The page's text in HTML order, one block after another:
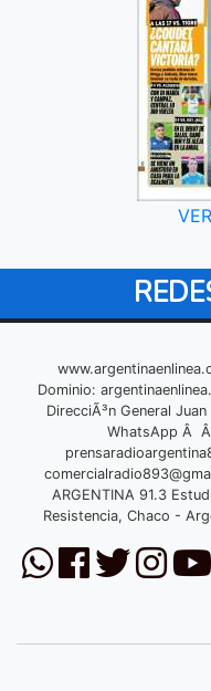
Dominio:
DirecciÃ³n General
WhatsApp Â
ARGENTINA 91.3
Resistencia, Chaco -